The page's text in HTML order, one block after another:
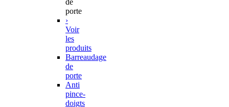
porte
›
Voir
les
produits
Barreaudage
de
porte
Anti
pince-
doigts